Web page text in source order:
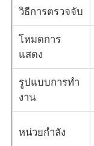
เครื่องทดสอบกา
อุปกรณ์ทดสอบย
อุปกรณ์ทดสอบร
วิธีการตรวจจับ
โหมดการ
แสดง
รูปแบบการทํา
งาน
หน่วยกําลัง